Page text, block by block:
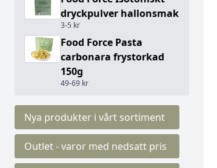
dryckpulver hallonsmak
3-5 kr
Food Force Pasta
carbonara frystorkad
150g
49-69 kr
Nya produkter i vårt sortiment
Outlet - varor med nedsatt pris